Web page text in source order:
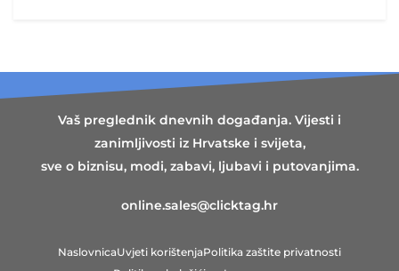
Vaš preglednik dnevnih događanja. Vijesti i
zanimljivosti iz Hrvatske i svijeta,
sve o biznisu, modi, zabavi, ljubavi i putovanjima.
online.sales@clicktag.hr
NaslovnicaUvjeti korištenjaPolitika zaštite privatnosti